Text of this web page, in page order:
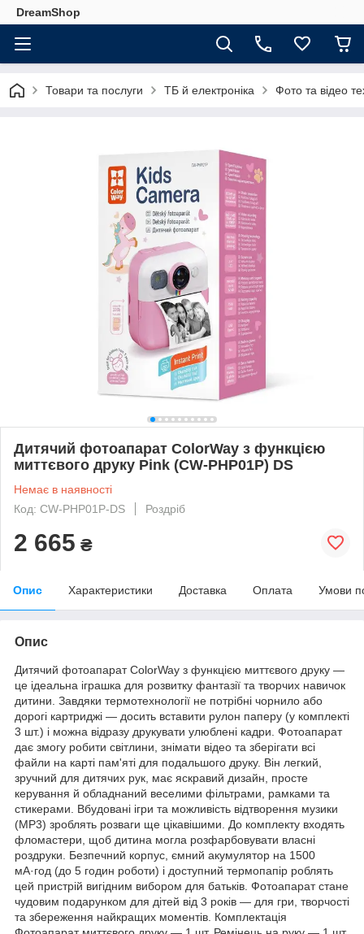
DreamShop
Товари та послуги ТБ й електроніка Фото та відео
Дитячий фотоапарат ColorWay з функцією
миттєвого друку Pink (CW-PHP01P) DS
Немає в наявності
Код: CW-PHP01P-DS
Роздріб
2 665 ₴
Опис Характеристики Доставка Оплата Умови
Опис
Дитячий фотоапарат ColorWay з функцією миттєвого друку —
це ідеальна іграшка для розвитку фантазії та творчих навичок
дитини. Завдяки термотехнології не потрібні чорнило або
дорогі картриджі — досить вставити рулон паперу (у комплекті
3 шт.) і можна відразу друкувати улюблені кадри. Фотоапарат
дає змогу робити світлини, знімати відео та зберігати всі
файли на карті пам'яті для подальшого друку. Він легкий,
зручний для дитячих рук, має яскравий дизайн, просте
керування й обладнаний веселими фільтрами, рамками та
стикерами. Вбудовані ігри та можливість відтворення музики
(MP3) зроблять розваги ще цікавішими. До комплекту входять
фломастери, щоб дитина могла розфарбовувати власні
роздруки. Безпечний корпус, ємний акумулятор на 1500
мА·год (до 5 годин роботи) і доступний термопапір роблять
цей пристрій вигідним вибором для батьків. Фотоапарат стане
чудовим подарунком для дітей від 3 років — для гри, творчості
та збереження найкращих моментів. Комплектація